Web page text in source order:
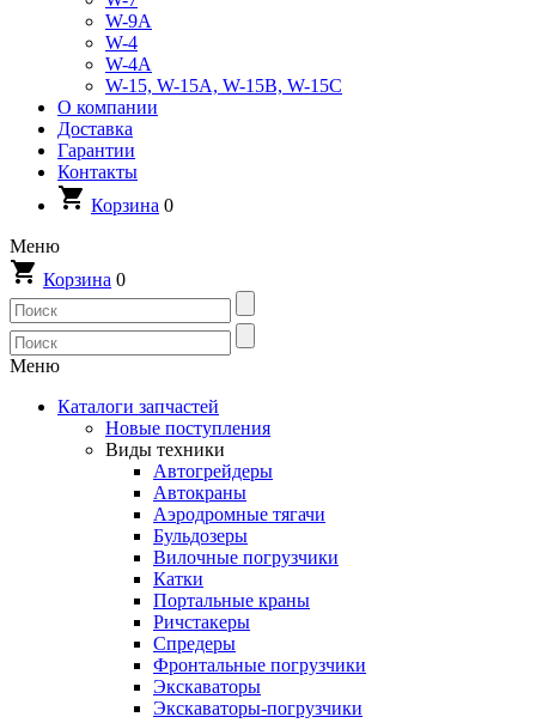
W-9A
W-4
W-4A
W-15, W-15A, W-15B, W-15C
О компании
Доставка
Гарантии
Контакты
Корзина 0
Меню
Корзина 0
Меню
Каталоги запчастей
Новые поступления
Виды техники
Автогрейдеры
Автокраны
Аэродромные тягачи
Бульдозеры
Вилочные погрузчики
Катки
Портальные краны
Ричстакеры
Спредеры
Фронтальные погрузчики
Экскаваторы
Экскаваторы-погрузчики